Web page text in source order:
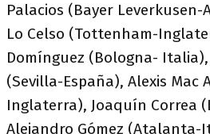
Palacios (Bayer Leverkusen-
Lo Celso (Tottenham-
Domínguez (Bologna- Italia),
(Sevilla-España), Alexis
Inglaterra), Joaquín Correa
Alejandro Gómez (Atalanta-